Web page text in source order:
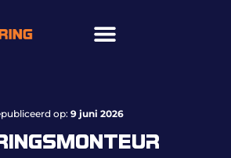
op: 9 juni 2026